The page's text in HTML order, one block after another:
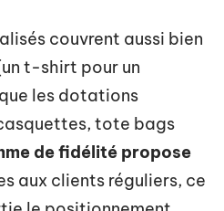
couvrent aussi bien
t-shirt pour un
les dotations
tote bags
de fidélité propose
aux clients réguliers, ce